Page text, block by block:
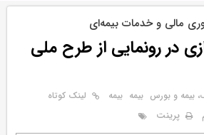
مالی و خدمات بیمه‌ای
در رونمایی از طرح ملی
بیمه و بورس بيمه بیمه
لینک کوتاه
پرینت